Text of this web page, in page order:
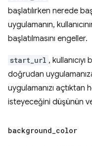
başlatılırken nerede
uygulamanın,
başlatılmasını engeller.
start_url ,
doğrudan
uygulamanızı
isteyeceğini düşünün
background_color